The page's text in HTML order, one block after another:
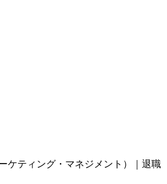
ケティング・マネジメント）｜退職